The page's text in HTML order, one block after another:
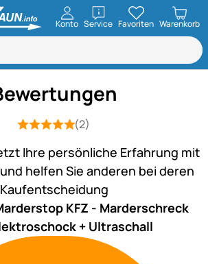
Konto ServiceöffnenFavoriten Warenkorb
Bewertung: 5 von 5 (2 Bewertungen)
2 Bewertungen
(2)
Ihre persönliche Erfahrung mit
helfen Sie anderen bei deren
Kaufentscheidung
KFZ - Marderschreck
+ Ultraschall